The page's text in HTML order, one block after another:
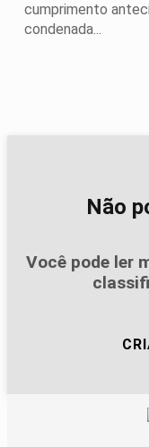
cumprimento
condenada...
Não
Você pode ler